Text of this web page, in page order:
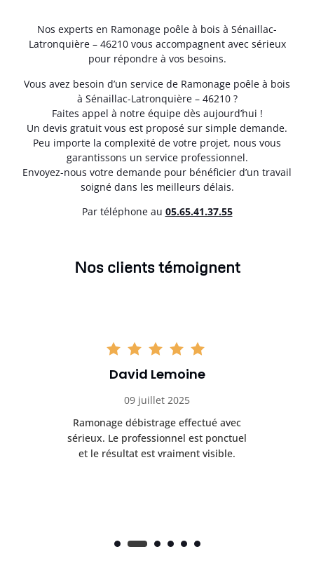
Nos experts en Ramonage poêle à bois à Sénaillac-
Latronquière – 46210 vous accompagnent avec sérieux
pour répondre à vos besoins.
Vous avez besoin d’un service de Ramonage poêle à bois
à Sénaillac-Latronquière – 46210 ?
Faites appel à notre équipe dès aujourd’hui !
Un devis gratuit vous est proposé sur simple demande.
Peu importe la complexité de votre projet, nous vous
garantissons un service professionnel.
Envoyez-nous votre demande pour bénéficier d’un travail
soigné dans les meilleurs délais.
Par téléphone au 05.65.41.37.55
Nos clients témoignent
David Lemoine
09 juillet 2025
Ramonage débistrage effectué avec
sérieux. Le professionnel est ponctuel
et le résultat est vraiment visible.